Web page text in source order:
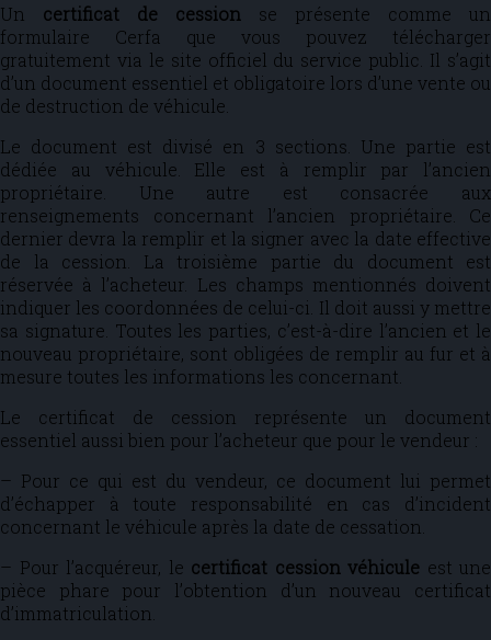
Un certificat de cession se présente comme un
formulaire Cerfa que vous pouvez télécharger
gratuitement via le site officiel du service public. Il s’agit
d’un document essentiel et obligatoire lors d’une vente ou
de destruction de véhicule.
Le document est divisé en 3 sections. Une partie est
dédiée au véhicule. Elle est à remplir par l’ancien
propriétaire. Une autre est consacrée aux
renseignements concernant l’ancien propriétaire. Ce
dernier devra la remplir et la signer avec la date effective
de la cession. La troisième partie du document est
réservée à l’acheteur. Les champs mentionnés doivent
indiquer les coordonnées de celui-ci. Il doit aussi y mettre
sa signature. Toutes les parties, c’est-à-dire l’ancien et le
nouveau propriétaire, sont obligées de remplir au fur et à
mesure toutes les informations les concernant.
Le certificat de cession représente un document
essentiel aussi bien pour l’acheteur que pour le vendeur :
– Pour ce qui est du vendeur, ce document lui permet
d’échapper à toute responsabilité en cas d’incident
concernant le véhicule après la date de cessation.
– Pour l’acquéreur, le certificat cession véhicule est une
pièce phare pour l’obtention d’un nouveau certificat
d’immatriculation.